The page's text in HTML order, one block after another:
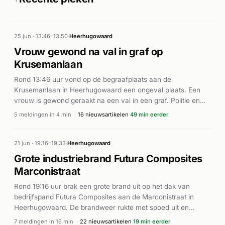
25 jun · 13:46–13:50·Heerhugowaard
Vrouw gewond na val in graf op
Krusemanlaan
Rond 13:46 uur vond op de begraafplaats aan de
Krusemanlaan in Heerhugowaard een ongeval plaats. Een
vrouw is gewond geraakt na een val in een graf. Politie en
ambulance werden ingezet, de brandweer voerde
de hulpdiensten naar buiten worden gehaald. De omvang
van haar verwondingen is niet nader bekend.
5 meldingen in 4 min · 16 nieuwsartikelen 49 min eerder
21 jun · 19:16–19:33·Heerhugowaard
Grote industriebrand Futura Composites
Marconistraat
Rond 19:16 uur brak een grote brand uit op het dak van
bedrijfspand Futura Composites aan de Marconistraat in
Heerhugowaard. De brandweer rukte met spoed uit en
escaleerde de inzet meerdere keren met extra eenheden
7 meldingen in 16 min · 22 nieuwsartikelen 19 min eerder